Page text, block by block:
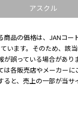
アスクル
品の価格は、JANコー
います。そのため、該
が誤っている場合があり
は各販売店やメーカー
ると、売上の一部が当サ